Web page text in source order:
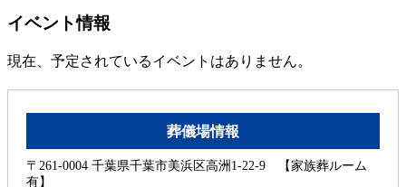
イベント情報
現在、予定されているイベントはありません。
葬儀場情報
〒261-0004 千葉県千葉市美浜区高洲1-22-9 【家族葬ルーム
有】